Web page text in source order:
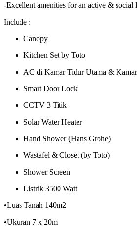
-Excellent amenities for an active & social
Include :
Canopy
Kitchen Set by Toto
AC di Kamar Tidur Utama &
Smart Door Lock
CCTV 3 Titik
Solar Water Heater
Hand Shower (Hans Grohe)
Wastafel & Closet (by Toto)
Shower Screen
Listrik 3500 Watt
•Luas Tanah 140m2
•Ukuran 7 x 20m